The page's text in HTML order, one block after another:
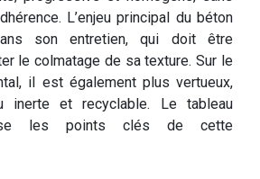
L’enjeu principal du béton
son entretien, qui doit être
le colmatage de sa texture. Sur le
il est également plus vertueux,
inerte et recyclable. Le tableau
les points clés de cette